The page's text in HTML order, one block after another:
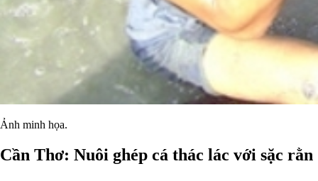
Ảnh minh họa.
Cần Thơ: Nuôi ghép cá thác lác với sặc rằn